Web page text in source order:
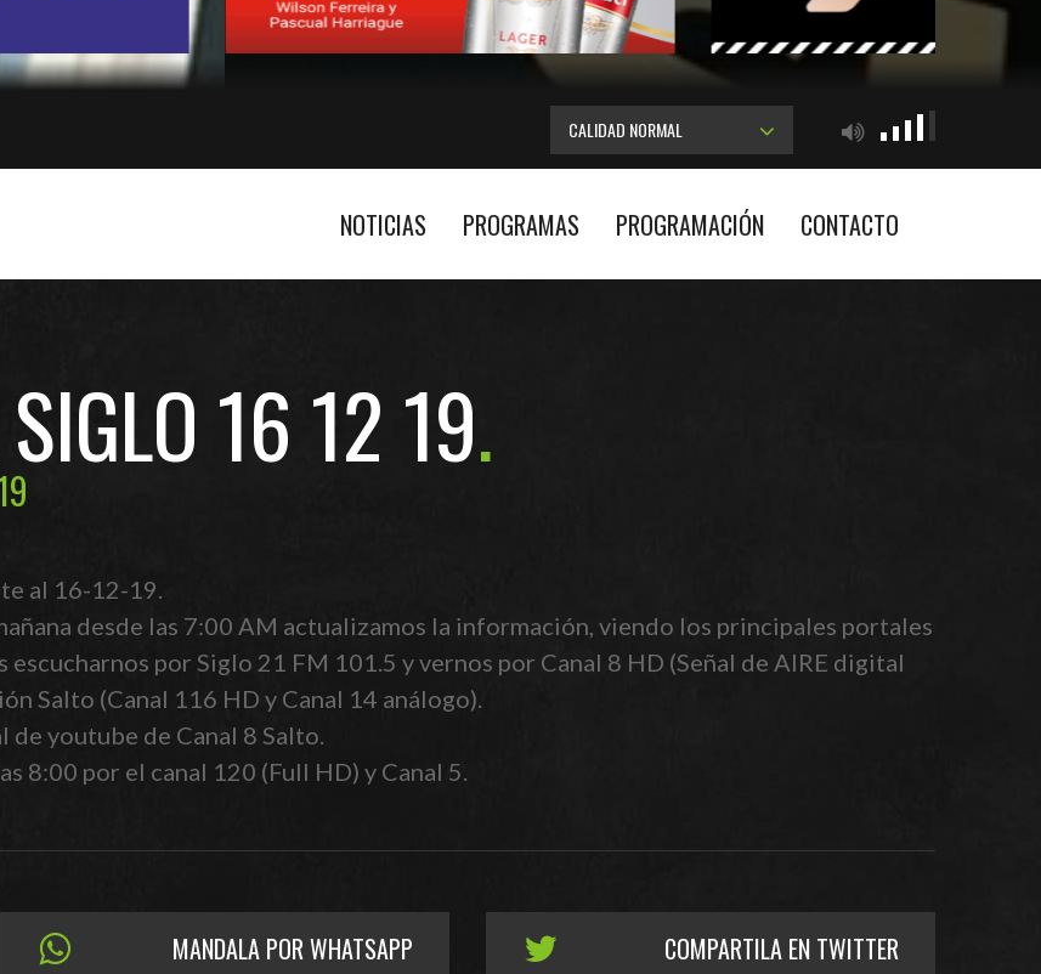
CALIDAD NORMAL
NOTICIAS PROGRAMAS PROGRAMACIÓN CONTACTO
16 12 19
al 16-12-19.
desde las 7:00 AM actualizamos la información, viendo los principales portales
por Siglo 21 FM 101.5 y vernos por Canal 8 HD (Señal de AIRE digital
Salto (Canal 116 HD y Canal 14 análogo).
de youtube de Canal 8 Salto.
8:00 por el canal 120 (Full HD) y Canal 5.
MANDALA POR WHATSAPP COMPARTILA EN TWITTER